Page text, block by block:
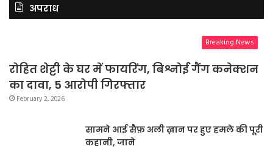
अपराध
Breaking News
रोहित शेट्टी के घर में फायरिंग, बिश्नोई गैंग कनेक्शन
का दावा, 5 आरोपी गिरफ्तार
February 2, 2026
सामने आई सैफ़ अली ख़ान पर हुए हमले की पूरी
कहानी, जाने